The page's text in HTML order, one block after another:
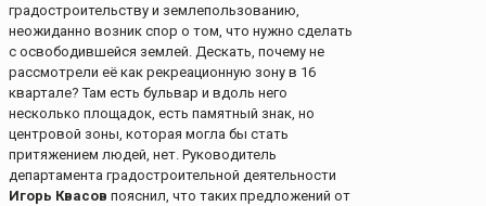
градостроительству и землепользованию,
неожиданно возник спор о том, что нужно сделать
с освободившейся землей. Дескать, почему не
рассмотрели её как рекреационную зону в 16
квартале? Там есть бульвар и вдоль него
несколько площадок, есть памятный знак, но
центровой зоны, которая могла бы стать
притяжением людей, нет. Руководитель
департамента градостроительной деятельности
Игорь Квасов пояснил, что таких предложений от